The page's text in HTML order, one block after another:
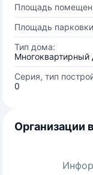
Площадь
Площадь
Тип дома:
Многоквартирный
Серия, тип
0
Организации